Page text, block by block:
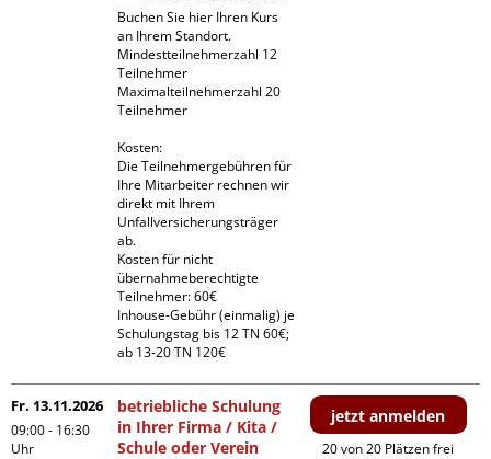
Buchen Sie hier Ihren Kurs
an Ihrem Standort.
Mindestteilnehmerzahl 12
Teilnehmer
Maximalteilnehmerzahl 20
Teilnehmer
Kosten:
Die Teilnehmergebühren für
Ihre Mitarbeiter rechnen wir
direkt mit Ihrem
Unfallversicherungsträger
ab.
Kosten für nicht
übernahmeberechtigte
Teilnehmer: 60€
Inhouse-Gebühr (einmalig) je
Schulungstag bis 12 TN 60€;
ab 13-20 TN 120€
Fr. 13.11.2026
09:00 - 16:30
Uhr
betriebliche Schulung
in Ihrer Firma / Kita /
Schule oder Verein
jetzt anmelden
20 von 20 Plätzen frei